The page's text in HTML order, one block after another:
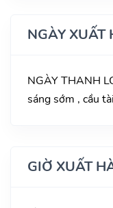
NGÀY XUẤT
NGÀY THANH
sáng sớm , cầu
GIỜ XUẤT